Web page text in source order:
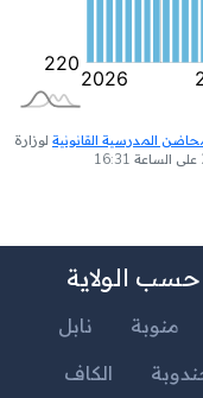
المدرسية القانونية لوزارة
الولاية
منوبة
نابل
الكاف